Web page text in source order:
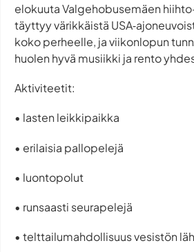
elokuuta Valgehobusemäen
täyttyy värikkäistä
koko perheelle, ja viikonlopun
huolen hyvä musiikki ja rento
Aktiviteetit:
• lasten leikkipaikka
• erilaisia pallopelejä
• luontopolut
• runsaasti seurapelejä
• telttailumahdollisuus vesistön